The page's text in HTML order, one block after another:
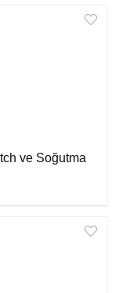
ve Soğutma